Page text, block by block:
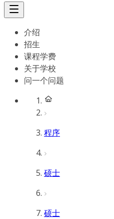
介绍
招生
课程学费
关于学校
问一个问题
程序
硕士
硕士